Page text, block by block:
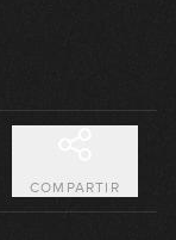
COMPARTIR